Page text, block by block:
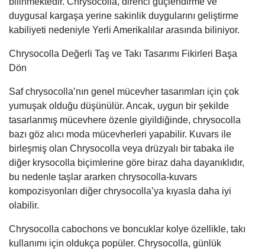
duygusal kargaşa yerine sakinlik duygularını geliştirme
kabiliyeti nedeniyle Yerli Amerikalılar arasında biliniyor.
Chrysocolla Değerli Taş ve Takı Tasarımı Fikirleri Başa
Dön
Saf chrysocolla’nın genel mücevher tasarımları için çok
yumuşak olduğu düşünülür. Ancak, uygun bir şekilde
tasarlanmış mücevhere özenle giyildiğinde, chrysocolla
bazı göz alıcı moda mücevherleri yapabilir. Kuvars ile
birleşmiş olan Chrysocolla veya drüzyalı bir tabaka ile
diğer krysocolla biçimlerine göre biraz daha dayanıklıdır,
bu nedenle taşlar ararken chrysocolla-kuvars
kompozisyonları diğer chrysocolla’ya kıyasla daha iyi
olabilir.
Chrysocolla cabochons ve boncuklar kolye özellikle, takı
kullanımı için oldukça popüler. Chrysocolla, günlük